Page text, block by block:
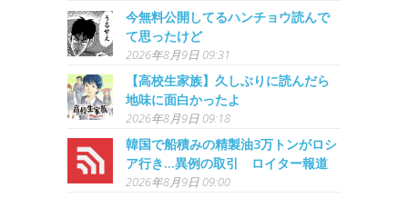
今無料公開してるハンチョウ読んで
て思ったけど
2026年8月9日 09:31
【高校生家族】久しぶりに読んだら
地味に面白かったよ
2026年8月9日 09:18
韓国で船積みの精製油3万トンがロシ
ア行き…異例の取引 ロイター報道
2026年8月9日 09:00